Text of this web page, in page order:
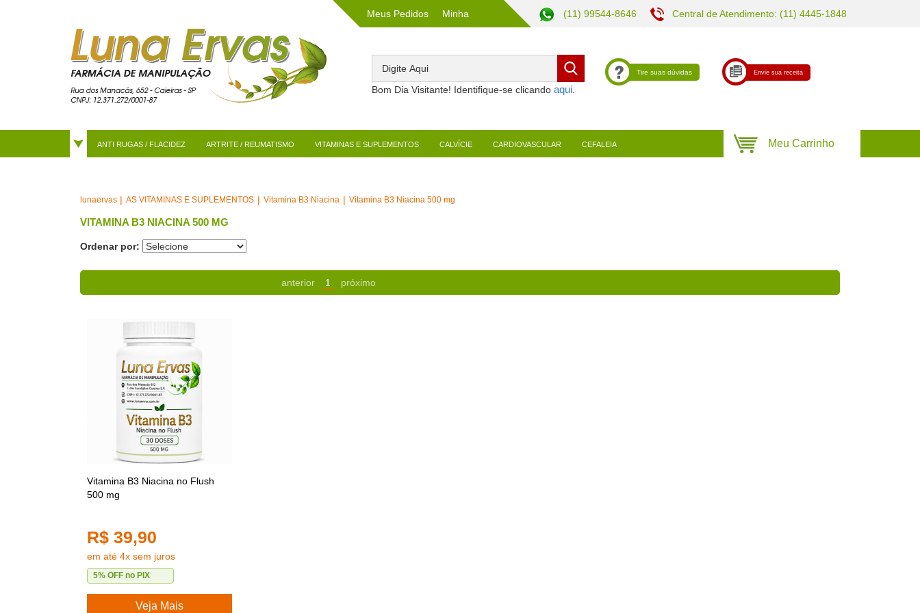
Meus Pedidos Minha (11) 99544-8646 Central de Atendimento: (11) 4445-1848
Bom Dia Visitante! Identifique-se clicando
Tire suas dúvidas Envie sua receita
ANTI RUGAS / FLACIDEZ ARTRITE / REUMATISMO VITAMINAS E SUPLEMENTOS CALVÍCIE CARDIOVASCULAR CEFALEIA
lunaervas AS VITAMINAS E SUPLEMENTOS Vitamina B3 Niacina Vitamina B3 Niacina 500 mg
VITAMINA B3 NIACINA 500 MG
Ordenar por:
anterior 1 próximo
Vitamina B3 Niacina no Flush
500 mg
R$ 39,90
em até 4x sem juros
5% OFF no PIX
Veja Mais